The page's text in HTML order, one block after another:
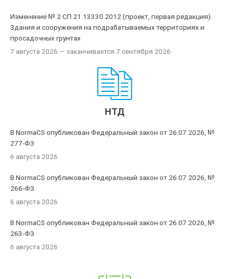
Изменение № 2 СП 21.13330.2012 (проект, первая редакция).
Здания и сооружения на подрабатываемых территориях и
просадочных грунтах
7 августа 2026 — заканчивается 7 сентября 2026
НТД
В NormaCS опубликован Федеральный закон от 26.07.2026, №
277-ФЗ
6 августа 2026
В NormaCS опубликован Федеральный закон от 26.07.2026, №
266-ФЗ
6 августа 2026
В NormaCS опубликован Федеральный закон от 26.07.2026, №
263-ФЗ
6 августа 2026